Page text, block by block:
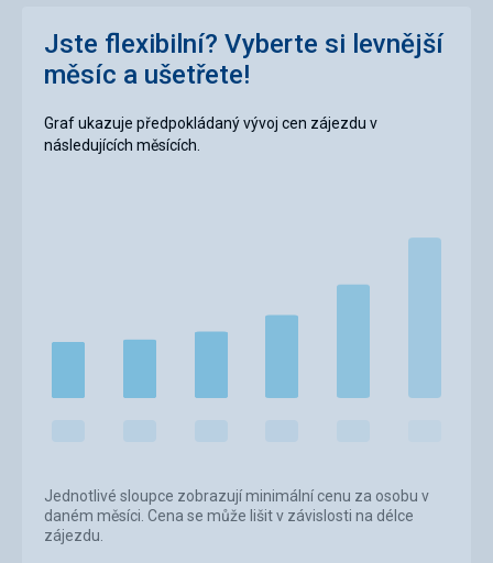
Jste flexibilní? Vyberte si levnější
měsíc a ušetřete!
Graf ukazuje předpokládaný vývoj cen zájezdu v
následujících měsících.
Jednotlivé sloupce zobrazují minimální cenu za osobu v
daném měsíci. Cena se může lišit v závislosti na délce
zájezdu.